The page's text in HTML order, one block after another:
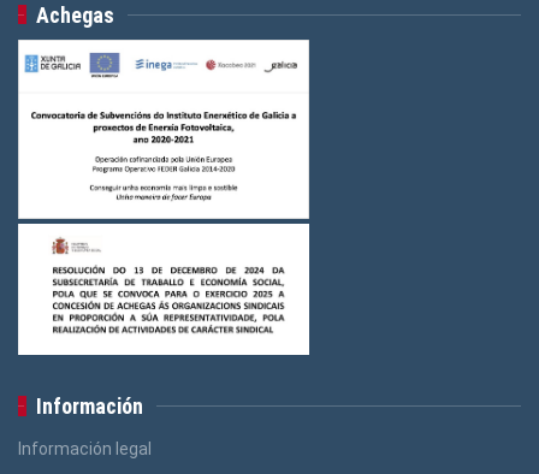
Achegas
Información
Información legal